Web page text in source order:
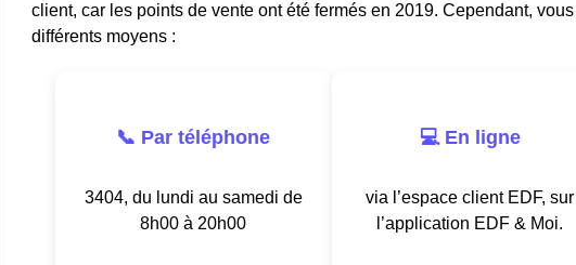
client, car les points de vente ont été fermés en 2019. Cependant,
différents moyens :
📞 Par téléphone
3404, du lundi au samedi de
8h00 à 20h00
💻 En ligne
via l’espace client EDF, sur
l’application EDF & Moi.